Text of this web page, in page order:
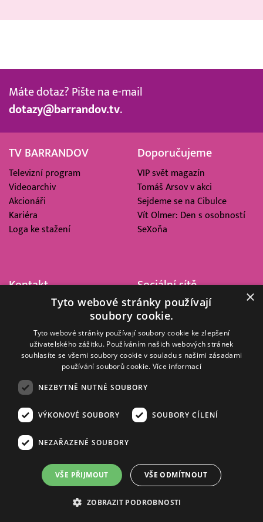
Máte dotaz? Pište na e-mail
dotazy@barrandov.tv.
TV BARRANDOV
Televizní program
Videoarchiv
Akcionáři
Kariéra
Loga ke stažení
Doporučujeme
VIP svět magazín
Tomáš Arsov v akci
Sejdeme se na Cibulce
Vít Olmer: Den s osobností
SeXoňa
Kontakt
Barrandov Televizní Studio,
Kříženeckého nám. 322
152 00 Praha 5
IČ 416 93 311
Sociální sítě
© 2008–2026 EMPRESA MEDIA, a.s. Všechna práva vyhrazena.
Zásady ochrany osobních a dalších zpracovávaných údajů
Informace o měření sledovanosti videa ve video archivu
Nielsen Digital Measurement
. Využíváme grafické podklady z
depositphotos.com .
×
Tyto webové stránky používají
soubory cookie.
Tyto webové stránky používají soubory cookie ke zlepšení
uživatelského zážitku. Používáním našich webových stránek
souhlasíte se všemi soubory cookie v souladu s našimi zásadami
používání souborů cookie. Více informací
NEZBYTNĚ NUTNÉ SOUBORY
VÝKONOVÉ SOUBORY SOUBORY CÍLENÍ
NEZAŘAZENÉ SOUBORY
VŠE PŘIJMOUT VŠE ODMÍTNOUT
ZOBRAZIT PODROBNOSTI